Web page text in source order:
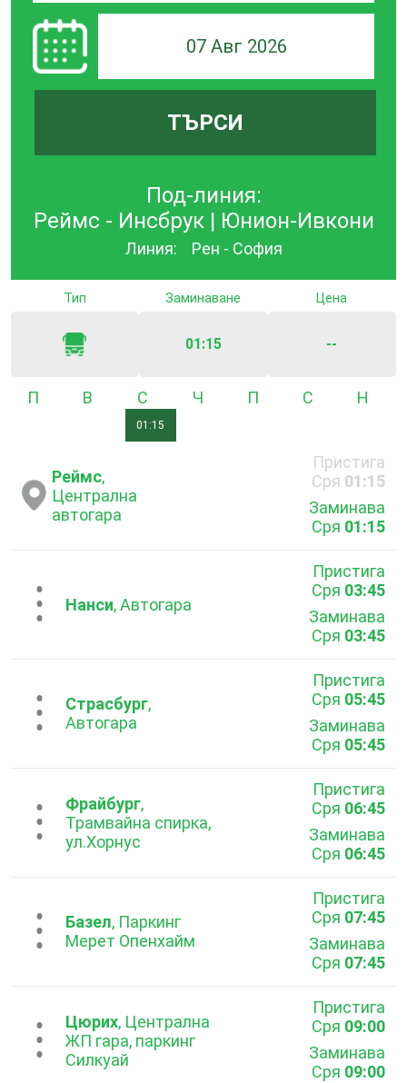
07 Авг 2026
ТЪРСИ
Под-линия:
Реймс - Инсбрук | Юнион-Ивкони
Линия: Рен - София
Тип Заминаване
01:15
Цена
--
ПонеделникВторник
01:15
Четвъртък Събота
Реймс,
Централна
автогара
Пристига
Сря 01:15
Заминава
Сря 01:15
...Нанси, Автогара
Пристига
Сря 03:45
Заминава
Сря 03:45
...Страсбург,
Автогара
Пристига
Сря 05:45
Заминава
Сря 05:45
...Фрайбург,
Трамвайна спирка,
ул.Хорнус
Пристига
Сря 06:45
Заминава
Сря 06:45
...Базел, Паркинг
Мерет Опенхайм
Пристига
Сря 07:45
Заминава
Сря 07:45
...Цюрих, Централна
ЖП гара, паркинг
Силкуай
Пристига
Сря 09:00
Заминава
Сря 09:00